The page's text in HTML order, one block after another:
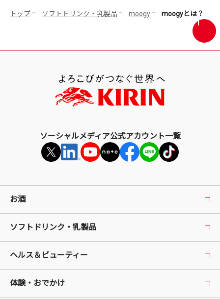
トップ ソフトドリンク・乳製品 moogy
moogyとは？
画
面
ソーシャルメディア公式アカウント一覧
お酒
ソフトドリンク・乳製品
ヘルス＆ビューティー
体験・おでかけ